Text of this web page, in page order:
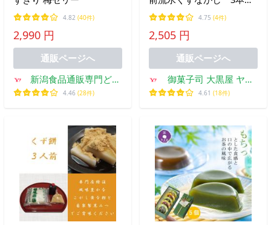
4.82 (40件)
2,990 円
通販ページへ
新潟食品通販専門どん
ぐり屋
4.46 (28件)
り
4.75 (4件)
2,505 円
通販ページへ
御菓子司 大黒屋 ヤフ
ー店
4.61 (18件)